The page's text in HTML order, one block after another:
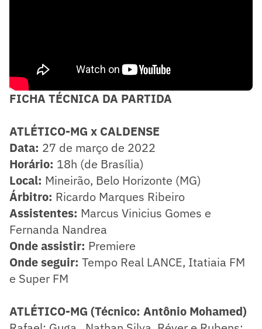
FICHA TÉCNICA DA PARTIDA
ATLÉTICO-MG x CALDENSE
Data: 27 de março de 2022
Horário: 18h (de Brasília)
Local: Mineirão, Belo Horizonte (MG)
Árbitro: Ricardo Marques Ribeiro
Assistentes: Marcus Vinicius Gomes e
Fernanda Nandrea
Onde assistir: Premiere
Onde seguir: Tempo Real LANCE, Itatiaia FM
e Super FM
ATLÉTICO-MG (Técnico: Antônio Mohamed)